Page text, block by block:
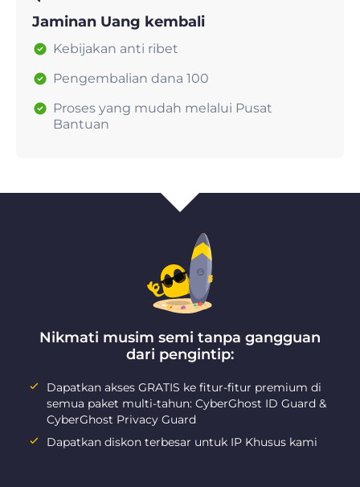
Jaminan Uang kembali
Kebijakan anti ribet
Pengembalian dana 100
Proses yang mudah melalui Pusat
Bantuan
Nikmati musim semi tanpa gangguan
dari pengintip:
Dapatkan akses GRATIS ke fitur-fitur premium di
semua paket multi-tahun: CyberGhost ID Guard &
CyberGhost Privacy Guard
Dapatkan diskon terbesar untuk IP Khusus kami